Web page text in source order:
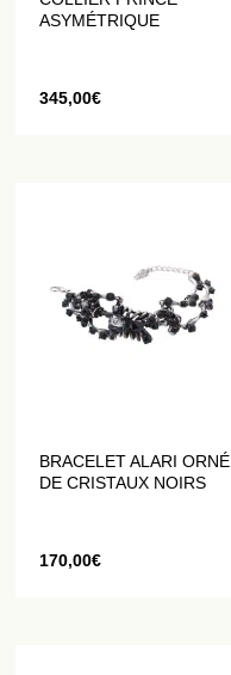
ASYMÉTRIQUE
345,00€
BRACELET ALARI ORNÉ
DE CRISTAUX NOIRS
170,00€